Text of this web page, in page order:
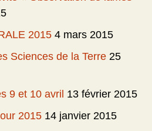
2015 4 mars 2015
Sciences de la Terre 25
9 et 10 avril 13 février 2015
2015 14 janvier 2015